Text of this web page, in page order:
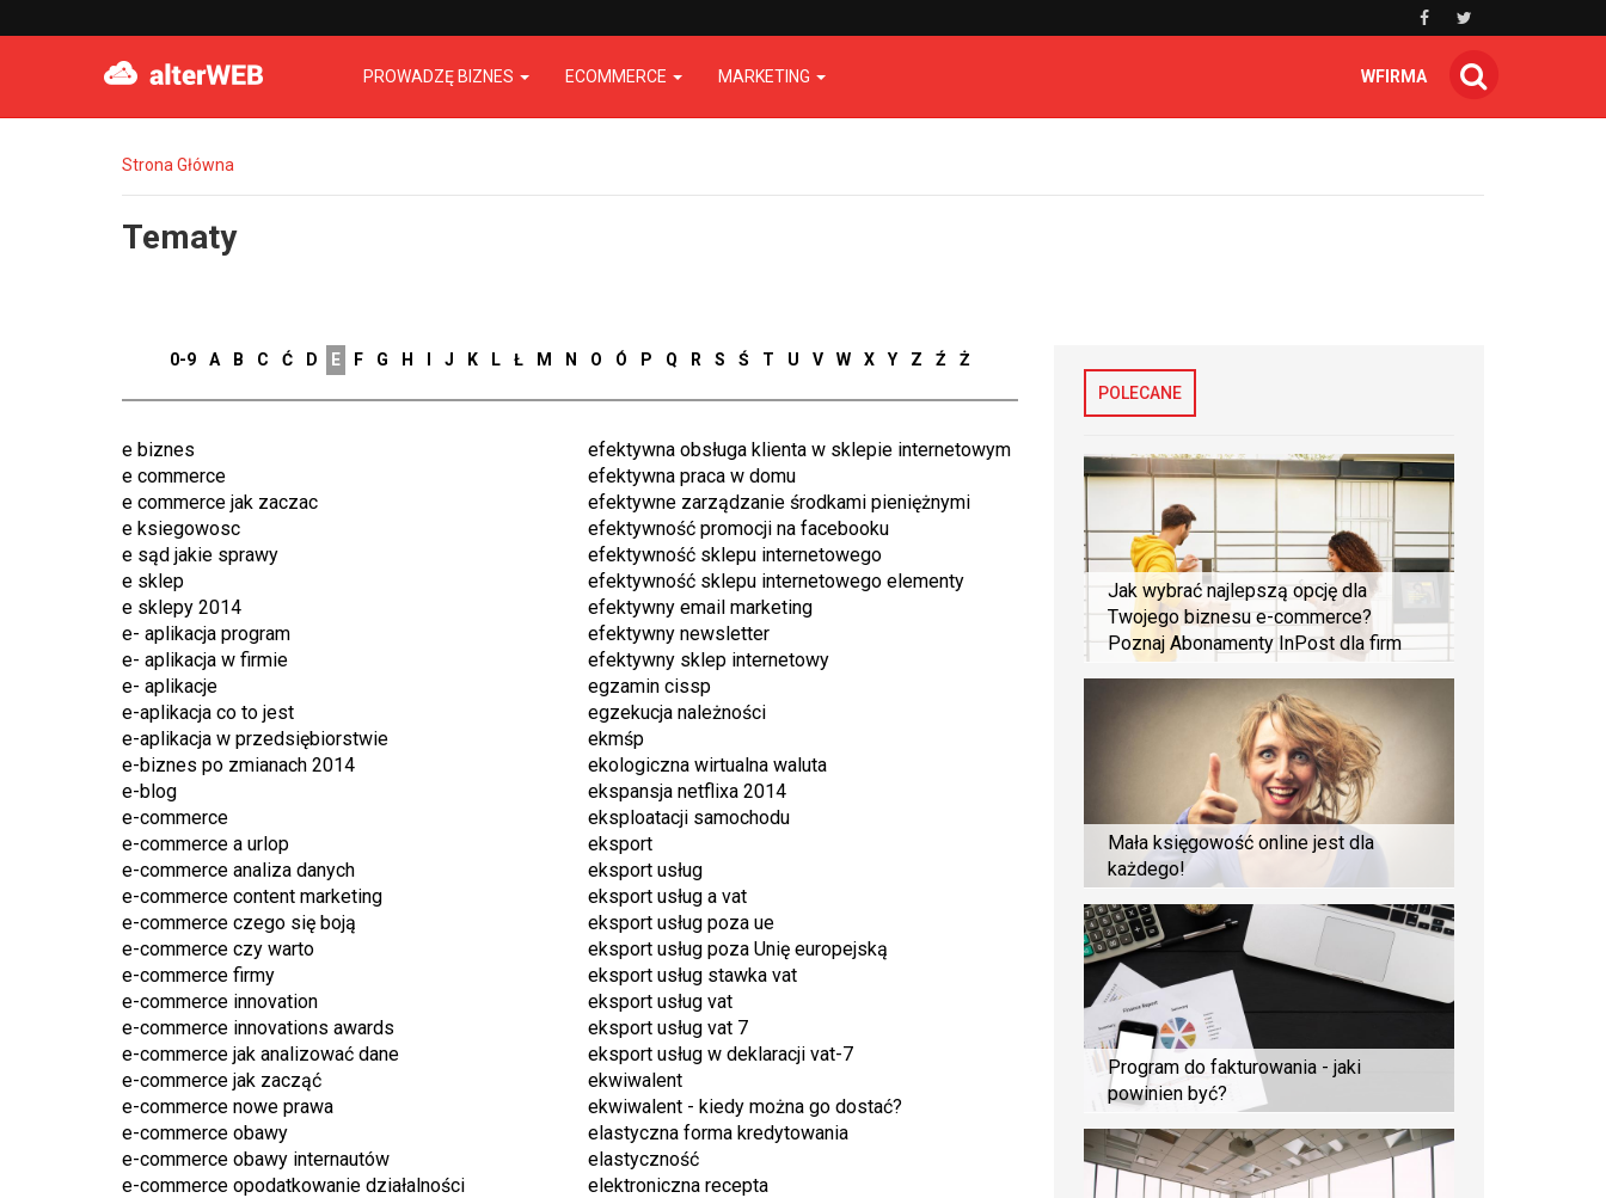
PROWADZĘ BIZNES ECOMMERCE MARKETING WFIRMA
Strona Główna
Tematy
0-9 A B C Ć D E F G H J K L Ł M N O Ó P Q R S Ś T U V W X Y Z Ź Ż
e biznes
e commerce
e commerce jak zaczac
e ksiegowosc
e sąd jakie sprawy
e sklep
e sklepy 2014
e- aplikacja program
e- aplikacja w firmie
e- aplikacje
e-aplikacja co to jest
e-aplikacja w przedsiębiorstwie
e-biznes po zmianach 2014
e-blog
e-commerce
e-commerce a urlop
e-commerce analiza danych
e-commerce content marketing
e-commerce czego się boją
e-commerce czy warto
e-commerce firmy
e-commerce innovation
e-commerce innovations awards
e-commerce jak analizować dane
e-commerce jak zacząć
e-commerce nowe prawa
e-commerce obawy
e-commerce obawy internautów
e-commerce opodatkowanie działalności
efektywna obsługa klienta w sklepie internetowym
efektywna praca w domu
efektywne zarządzanie środkami pieniężnymi
efektywność promocji na facebooku
efektywność sklepu internetowego
efektywność sklepu internetowego elementy
efektywny email marketing
efektywny newsletter
efektywny sklep internetowy
egzamin cissp
egzekucja należności
ekmśp
ekologiczna wirtualna waluta
ekspansja netflixa 2014
eksploatacji samochodu
eksport
eksport usług
eksport usług a vat
eksport usług poza ue
eksport usług poza Unię europejską
eksport usług stawka vat
eksport usług vat
eksport usług vat 7
eksport usług w deklaracji vat-7
ekwiwalent
ekwiwalent - kiedy można go dostać?
elastyczna forma kredytowania
elastyczność
elektroniczna recepta
POLECANE
Jak wybrać najlepszą opcję dla
Twojego biznesu e-commerce?
Poznaj Abonamenty InPost dla firm
Mała księgowość online jest dla
każdego!
Program do fakturowania - jaki
powinien być?